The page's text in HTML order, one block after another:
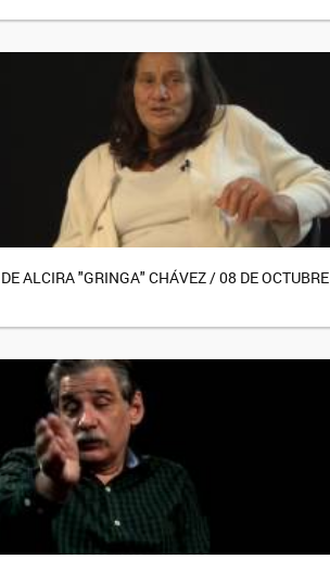
ALCIRA "GRINGA" CHÁVEZ / 08 DE OCTUBRE